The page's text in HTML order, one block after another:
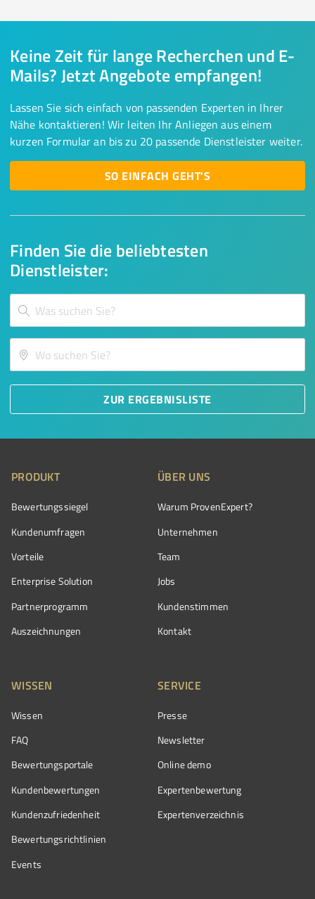
Finden Sie die beliebtesten
Dienstleister:
ZUR ERGEBNISLISTE
Keine Zeit für lange Recherchen und E-
Mails? Jetzt Angebote empfangen!
Lassen Sie sich einfach von passenden Experten in Ihrer
Nähe kontaktieren! Wir leiten Ihr Anliegen aus einem
kurzen Formular an bis zu 20 passende Dienstleister weiter.
SO EINFACH GEHT'S
PRODUKT
Bewertungssiegel
Kundenumfragen
Vorteile
Enterprise Solution
Partnerprogramm
Auszeichnungen
ÜBER UNS
Warum ProvenExpert?
Unternehmen
Team
Jobs
Kundenstimmen
Kontakt
WISSEN
Wissen
FAQ
Bewertungsportale
Kundenbewertungen
Kundenzufriedenheit
Bewertungs­richtlinien
Events
SERVICE
Presse
Newsletter
Online demo
Expertenbewertung
Expertenverzeichnis